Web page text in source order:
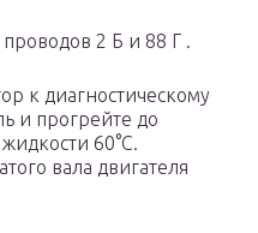
2 Б и 88 Г .
к диагностическому
и прогрейте до
60°С.
вала двигателя